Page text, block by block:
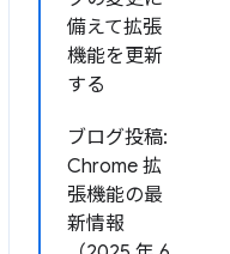
備えて拡張
機能を更新
する
ブログ投稿:
Chrome 拡
張機能の最
新情報